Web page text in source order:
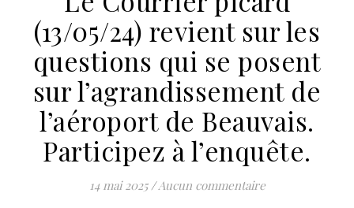
(13/05/24) revient sur les
questions qui se posent
sur l’agrandissement de
l’aéroport de Beauvais.
Participez à l’enquête.
14 mai 2025 /Aucun commentaire